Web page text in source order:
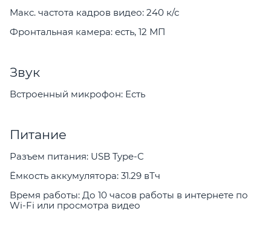
Макс. частота кадров видео: 240 к/с
Фронтальная камера: есть, 12 МП
Звук
Встроенный микрофон: Есть
Питание
Разъем питания: USB Type-C
Ёмкость аккумулятора: 31.29 вТч
Время работы: До 10 часов работы в интернете по
Wi-Fi или просмотра видео